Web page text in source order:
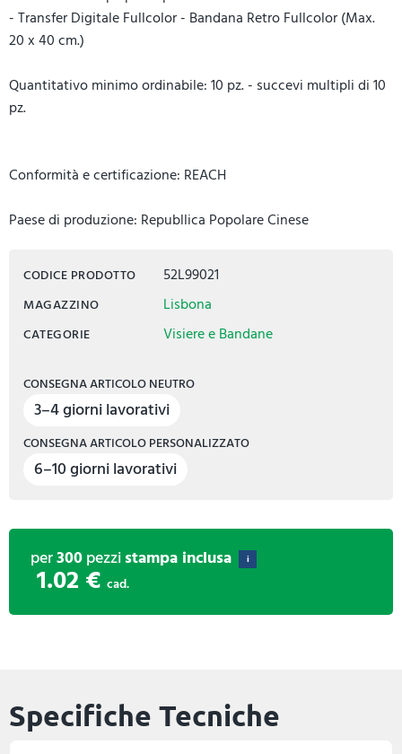
- Transfer Digitale Fullcolor - Bandana Retro Fullcolor (Max.
20 x 40 cm.)
Quantitativo minimo ordinabile: 10 pz. - succevi multipli di 10
pz.
Conformità e certificazione: REACH
Paese di produzione: Republlica Popolare Cinese
CODICE PRODOTTO 52L99021
MAGAZZINO Lisbona
CATEGORIE Visiere e Bandane
CONSEGNA ARTICOLO NEUTRO
3–4 giorni lavorativi
CONSEGNA ARTICOLO PERSONALIZZATO
6–10 giorni lavorativi
per300pezzistampa inclusa i
1.02 € cad.
Specifiche Tecniche